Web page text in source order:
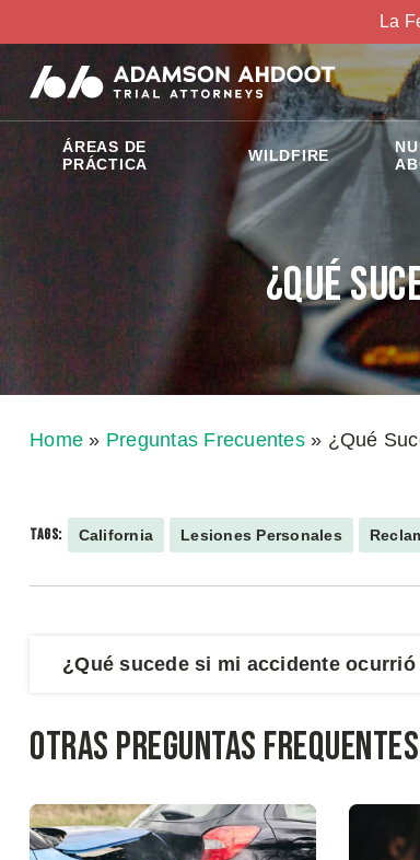
La
ÁREAS DE
PRÁCTICA
WILDFIRE
¿Qué
Home » Preguntas Frecuentes» ¿Qué
TAGS: California Lesiones Personales
¿Qué sucede si mi accidente
Otras preguntas